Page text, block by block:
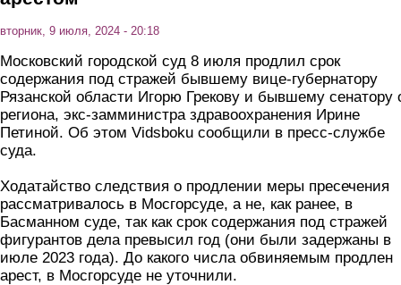
вторник, 9 июля, 2024 - 20:18
Московский городской суд 8 июля продлил срок
содержания под стражей бывшему вице-губернатору
Рязанской области Игорю Грекову и бывшему сенатору
региона, экс-замминистра здравоохранения Ирине
Петиной. Об этом Vidsboku сообщили в пресс-службе
суда.
Ходатайство следствия о продлении меры пресечения
рассматривалось в Мосгорсуде, а не, как ранее, в
Басманном суде, так как срок содержания под стражей
фигурантов дела превысил год (они были задержаны в
июле 2023 года). До какого числа обвиняемым продлен
арест, в Мосгорсуде не уточнили.